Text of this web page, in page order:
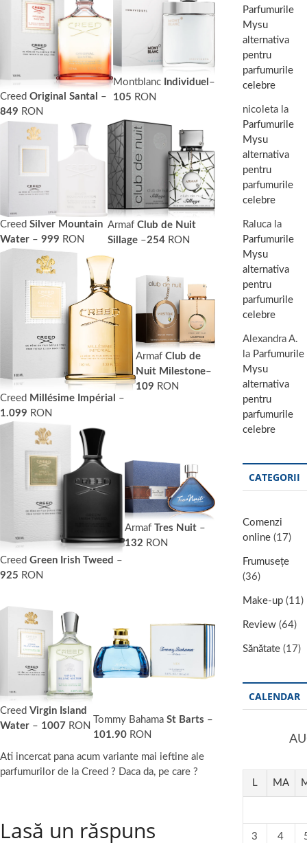
Creed Original Santal
–
849 RON
Montblanc Individuel –
105 RON
Creed Silver Mountain
Water – 999 RON
Armaf Club de Nuit
Sillage–254RON
Creed Millésime Impérial
–
1.099 RON
ArmafClub de
Nuit Milestone–
109 RON
Creed Green Irish Tweed –
925 RON
ArmafTres Nuit –
132 RON
Creed Virgin Island
Water – 1007 RON
Tommy Bahama St Barts –
101.90RON
Ati incercat pana acum variante mai ieftine ale
parfumurilor de la Creed ? Daca da, pe care ?
Lasă un răspuns
Parfumurile
Mysu
alternativa
pentru
parfumurile
celebre
nicoletala
Parfumurile
Mysu
alternativa
pentru
parfumurile
celebre
Ralucala
Parfumurile
Mysu
alternativa
pentru
parfumurile
celebre
Alexandra A.
la Parfumurile
Mysu
alternativa
pentru
parfumurile
celebre
CATEGORII
Comenzi
online(17)
Frumusețe
(36)
Make-up(11)
Review(64)
Sănătate(17)
CALENDAR
L MA
3 4